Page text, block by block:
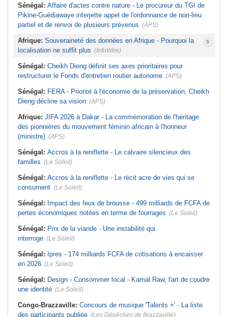
Sénégal: Affaire d'actes contre nature - Le procureur du TGI de
Pikine-Guédiawaye interjette appel de l'ordonnance de non-lieu
partiel et de renvoi de plusieurs prévenus (APS)
Afrique: Souveraineté des données en Afrique - Pourquoi la
localisation ne suffit plus (InfoWire)
Sénégal: Cheikh Dieng définit ses axes prioritaires pour
restructurer le Fonds d'entretien routier autonome (APS)
Sénégal: FERA - Priorité à l'économie de la préservation, Cheikh
Dieng décline sa vision (APS)
Afrique: JIFA 2026 à Dakar - La commémoration de l'héritage
des pionnières du mouvement féminin africain à l'honneur
(ministre) (APS)
Sénégal: Accros à la reniflette - Le calvaire silencieux des
familles (Le Soleil)
Sénégal: Accros à la reniflette - Le récit acre de vies qui se
consument (Le Soleil)
Sénégal: Impact des feux de brousse - 499 milliards de FCFA de
pertes économiques notées en terme de fourrages (Le Soleil)
Sénégal: Prix de la viande - Une instabilité qui
interroge (Le Soleil)
Sénégal: Ipres - 174 milliards FCFA de cotisations à encaisser
en 2026 (Le Soleil)
Sénégal: Design - Consommer local - Kamal Raw, l'art de coudre
une identité (Le Soleil)
Congo-Brazzaville: Concours de musique 'Talents +' - La liste
des participants publiée (Les Dépêches de Brazzaville)